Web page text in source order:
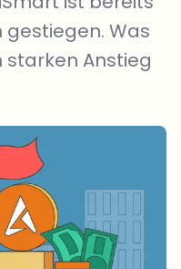
gestiegen. Was
starken Anstieg